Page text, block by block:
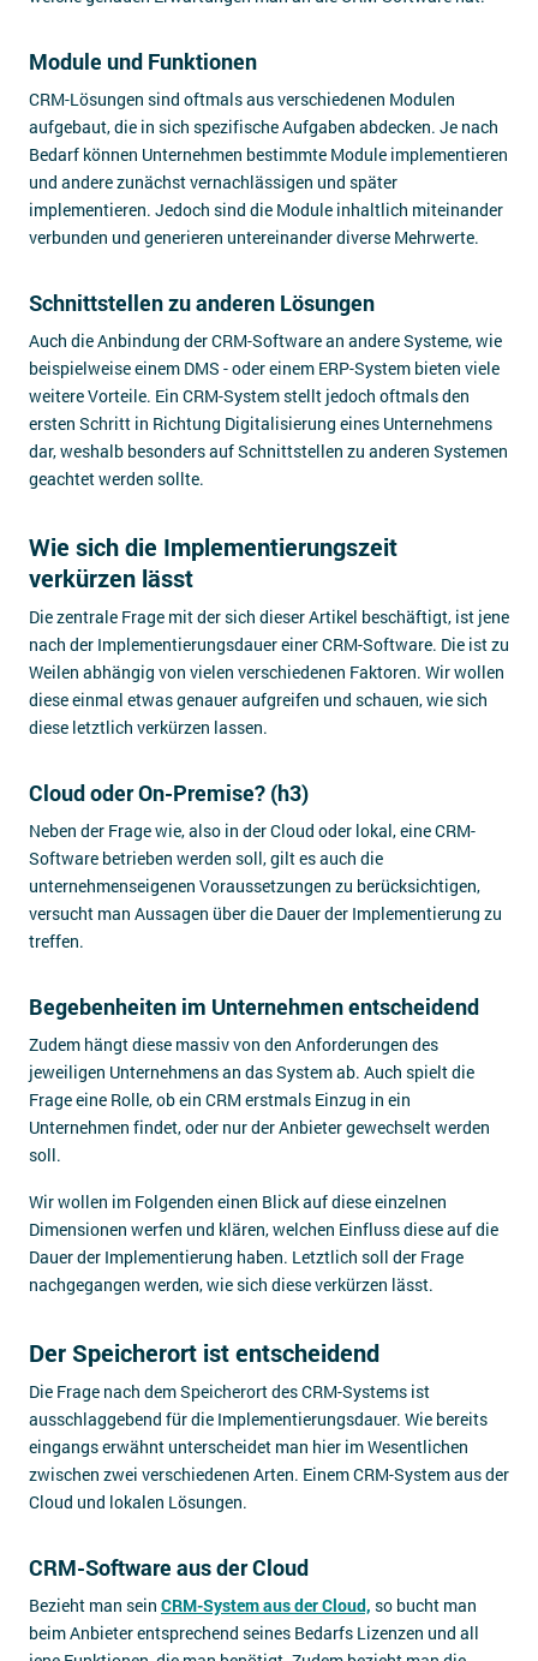
Module und Funktionen
CRM-Lösungen sind oftmals aus verschiedenen Modulen
aufgebaut, die in sich spezifische Aufgaben abdecken. Je nach
Bedarf können Unternehmen bestimmte Module implementieren
und andere zunächst vernachlässigen und später
implementieren. Jedoch sind die Module inhaltlich miteinander
verbunden und generieren untereinander diverse Mehrwerte.
Schnittstellen zu anderen Lösungen
Auch die Anbindung der CRM-Software an andere Systeme, wie
beispielweise einem DMS - oder einem ERP-System bieten viele
weitere Vorteile. Ein CRM-System stellt jedoch oftmals den
ersten Schritt in Richtung Digitalisierung eines Unternehmens
dar, weshalb besonders auf Schnittstellen zu anderen Systemen
geachtet werden sollte.
Wie sich die Implementierungszeit
verkürzen lässt
Die zentrale Frage mit der sich dieser Artikel beschäftigt, ist jene
nach der Implementierungsdauer einer CRM-Software. Die ist zu
Weilen abhängig von vielen verschiedenen Faktoren. Wir wollen
diese einmal etwas genauer aufgreifen und schauen, wie sich
diese letztlich verkürzen lassen.
Cloud oder On-Premise? (h3)
Neben der Frage wie, also in der Cloud oder lokal, eine CRM-
Software betrieben werden soll, gilt es auch die
unternehmenseigenen Voraussetzungen zu berücksichtigen,
versucht man Aussagen über die Dauer der Implementierung zu
treffen.
Begebenheiten im Unternehmen entscheidend
Zudem hängt diese massiv von den Anforderungen des
jeweiligen Unternehmens an das System ab. Auch spielt die
Frage eine Rolle, ob ein CRM erstmals Einzug in ein
Unternehmen findet, oder nur der Anbieter gewechselt werden
soll.
Wir wollen im Folgenden einen Blick auf diese einzelnen
Dimensionen werfen und klären, welchen Einfluss diese auf die
Dauer der Implementierung haben. Letztlich soll der Frage
nachgegangen werden, wie sich diese verkürzen lässt.
Der Speicherort ist entscheidend
Die Frage nach dem Speicherort des CRM-Systems ist
ausschlaggebend für die Implementierungsdauer. Wie bereits
eingangs erwähnt unterscheidet man hier im Wesentlichen
zwischen zwei verschiedenen Arten. Einem CRM-System aus der
Cloud und lokalen Lösungen.
CRM-Software aus der Cloud
Bezieht man sein CRM-System aus der Cloud, so bucht man
beim Anbieter entsprechend seines Bedarfs Lizenzen und all